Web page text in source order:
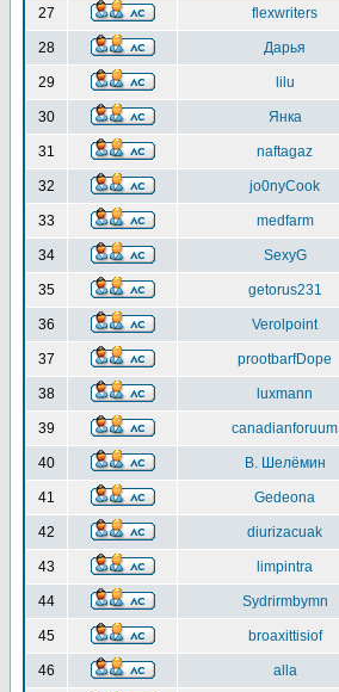
27 flexwriters
28 Дарья
29 lilu
30 Янка
31 naftagaz
32 jo0nyCook
33 medfarm
34 SexyG
35 getorus231
36 Verolpoint
37 prootbarfDope
38 luxmann
39 canadianforuum
40 В. Шелёмин
41 Gedeona
42 diurizacuak
43 limpintra
44 Sydrirmbymn
45 broaxittisiof
46 alla